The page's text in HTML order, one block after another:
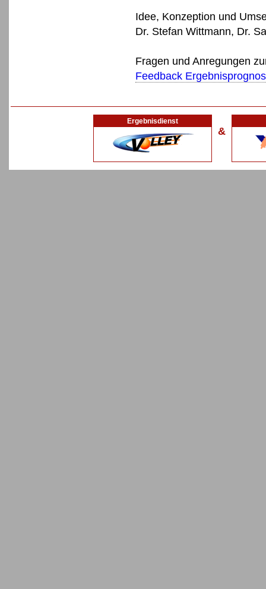
Idee, Konzeption und
Dr. Stefan Wittmann, Dr.
Fragen und Anregungen
Feedback
Ergebnisdienst
&